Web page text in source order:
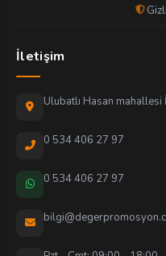
İletişim
Ulubatlı Hasan
0 534 406 27 97
0 534 406 27 97